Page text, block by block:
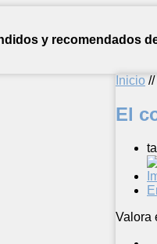
y recomendados
Inicio //
El
Valora